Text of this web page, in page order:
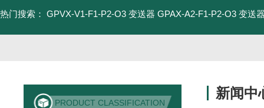
热门搜索： GPVX-V1-F1-P2-O3 变送器 GPAX-A2-F1-P2-O3 变送
PRODUCT CLASSIFICATION
新闻中